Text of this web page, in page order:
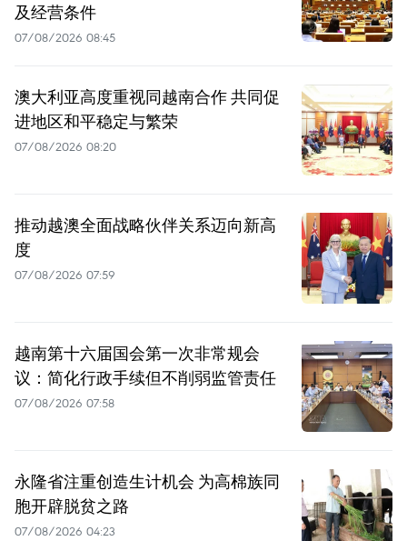
及经营条件
07/08/2026 08:45
澳大利亚高度重视同越南合作 共同促
进地区和平稳定与繁荣
07/08/2026 08:20
推动越澳全面战略伙伴关系迈向新高
度
07/08/2026 07:59
越南第十六届国会第一次非常规会
议：简化行政手续但不削弱监管责任
07/08/2026 07:58
永隆省注重创造生计机会 为高棉族同
胞开辟脱贫之路
07/08/2026 04:23